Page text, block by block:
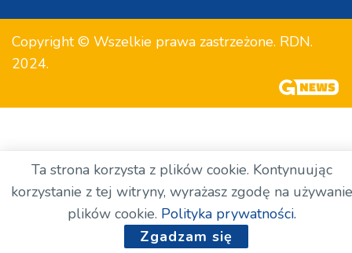
Copyright © Wszelkie prawa zastrzeżone. RDN.
2024.
Ta strona korzysta z plików cookie. Kontynuując
korzystanie z tej witryny, wyrażasz zgodę na używanie
plików cookie. Polityka prywatności.
Zgadzam się